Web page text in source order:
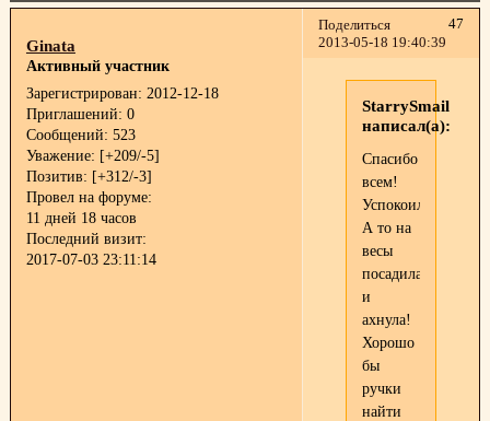
Поделиться
47
2013-05-18 19:40:39
Ginata
Активный участник
Зарегистрирован: 2012-12-18
Приглашений: 0
Сообщений: 523
Уважение: [+209/-5]
Позитив: [+312/-3]
Провел на форуме:
11 дней 18 часов
Последний визит:
2017-07-03 23:11:14
StarrySmail
написал(а):
Спасибо
всем!
Успокоили!
А то на
весы
посадила
и
ахнула!
Хорошо
бы
ручки
найти